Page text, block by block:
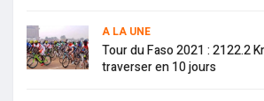
A LA UNE
Tour du Faso 2021 : 2122.2
traverser en 10 jours